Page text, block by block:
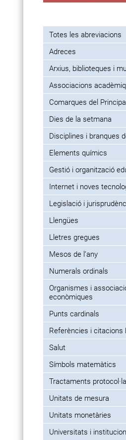
Totes les abreviacions
Adreces
Arxius, biblioteques i
Associacions
Comarques del
Dies de la setmana
Disciplines i branques
Elements químics
Gestió i organització
Internet i noves
Legislació i
Llengües
Lletres gregues
Mesos de l’any
Numerals ordinals
Organismes i
econòmiques
Punts cardinals
Referències i citacions
Salut
Símbols matemàtics
Tractaments
Unitats de mesura
Unitats monetàries
Universitats i